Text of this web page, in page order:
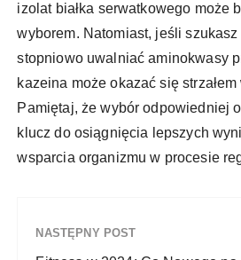
izolat białka serwatkowego może
wyborem. Natomiast, jeśli szukasz
stopniowo uwalniać aminokwasy
kazeina może okazać się
Pamiętaj, że wybór odpowiedniej
klucz do osiągnięcia lepszych
wsparcia organizmu w procesie
NASTĘPNY POST